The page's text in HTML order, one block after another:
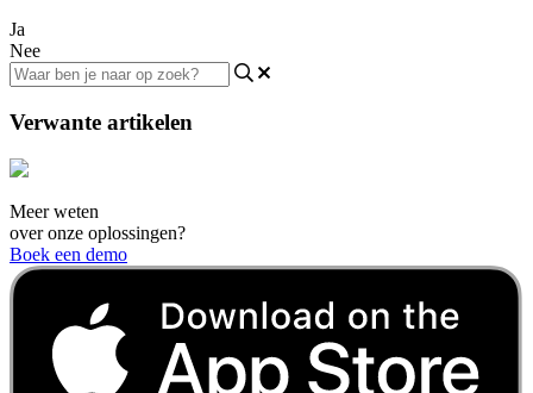
Ja
Nee
Verwante artikelen
Meer weten
over onze oplossingen?
Boek een demo